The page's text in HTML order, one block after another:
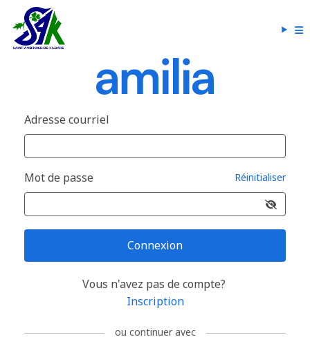
Adresse courriel
Mot de passe Réinitialiser
Connexion
Vous n'avez pas de compte?
Inscription
ou continuer avec